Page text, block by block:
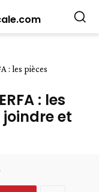
: les pièces
: les
et